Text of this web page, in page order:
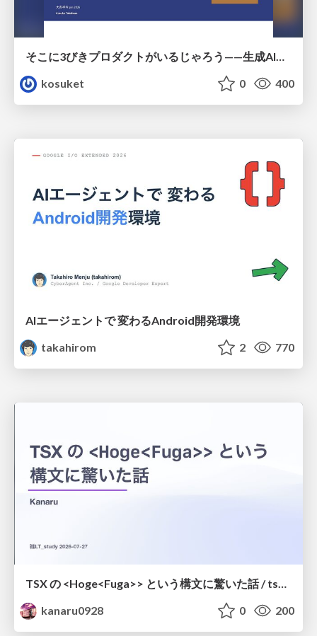
そこに3びきプロダクトがいるじゃろう——生成AI時代における“価値が届かない理由”の構造
kosuket
0 400
AIエージェントで 変わるAndroid開発環境
takahirom
2 770
TSX の <Hoge<Fuga>> という構文に驚いた話 / tsx-type-argument-syntax
kanaru0928
0 200